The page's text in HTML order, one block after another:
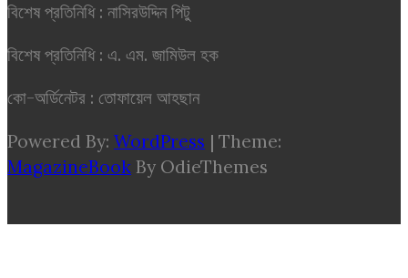
বিশেষ প্রতিনিধি : নাসিরউদ্দিন পিটু
বিশেষ প্রতিনিধি : এ. এম. জামিউল হক
কো-অর্ডিনেটর : তোফায়েল আহছান
Powered By: WordPress | Theme:
MagazineBook By OdieThemes